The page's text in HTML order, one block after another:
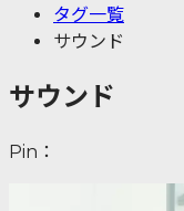
タグ一覧
サウンド
サウンド
Pin：